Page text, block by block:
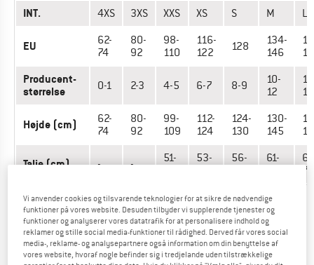
INT. 4XS 3XS XXS XS S M L
EU
62-
74
80-
92
98-
110
116-
122
128
134-
146
Producent-
størrelse
0-1 2-3 4-5 6-7 8-9
10-
12
16
Højde (cm)
62-
74
80-
92
99-
109
112-
124
124-
130
130-
145
Talje (cm) - -
51-
53-
56-
61-
71
BUKSER - DAMER
MÅLEENHED STØRRELSE
Vi anvender cookies og tilsvarende teknologier for at sikre de nødvendige
funktioner på vores website. Desuden tilbyder vi supplerende tjenester og
funktioner og analyserer vores datatrafik for at personalisere indhold og
reklamer og stille social media-funktioner til rådighed. Derved får vores social
media-, reklame- og analysepartnere også information om din benyttelse af
vores website, hvoraf nogle befinder sig i tredjelande uden tilstrækkelige